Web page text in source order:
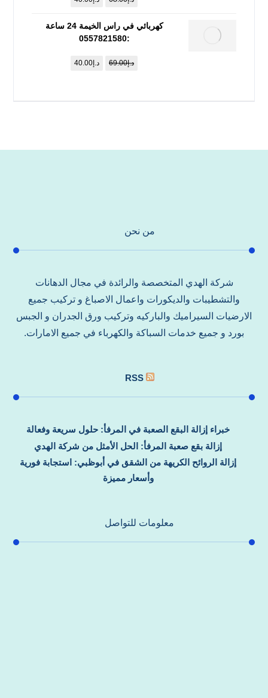
كهربائي في راس الخيمة 24 ساعة
:0557821580
د.إ69.00 د.إ 40.00
من نحن
شركة الهدي المتخصصة والرائدة في مجال الدهانات
والتشطيبات والديكورات واعمال الاصباغ و تركيب جميع
الارضيات السيراميك والباركيه وتركيب ورق الجدران و الجبس
بورد و جميع خدمات السباكة والكهرباء في جميع الامارات.
RSS
خبراء إزالة البقع الصعبة في المرفأ: حلول سريعة وفعالة
إزالة بقع صعبة المرفأ: الحل الأمثل من شركة الهدي
إزالة الروائح الكريهة من الشقق في أبوظبي: استجابة فورية
وأسعار مميزة
معلومات للتواصل